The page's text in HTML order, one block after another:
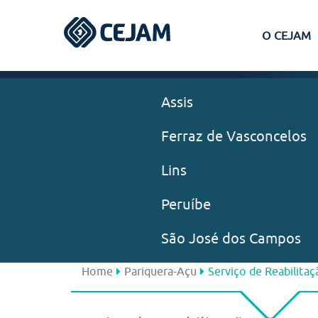
O CEJAM
Assis
Ferraz de Vasconcelos
Lins
Peruíbe
São José dos Campos
Home Pariquera-Açu Serviço de